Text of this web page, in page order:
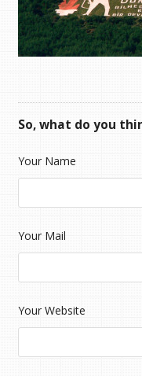
So, what do you
Your Name
Your Mail
Your Website